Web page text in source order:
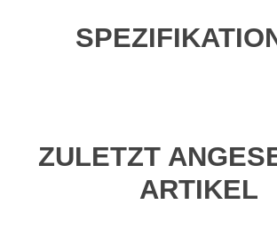
ZULETZT
ARTIKEL